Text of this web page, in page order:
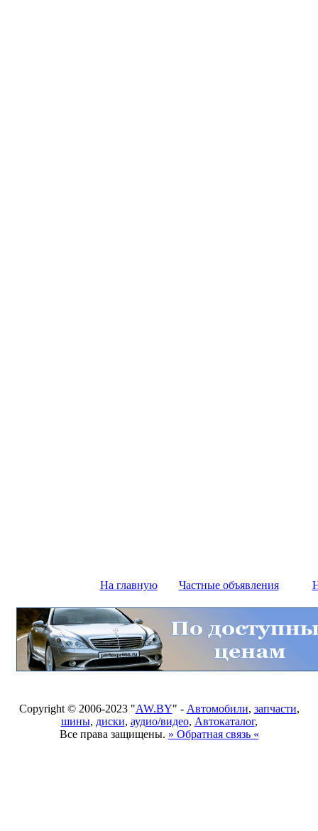
На главную Частные объявления
Copyright © 2006-2023 "AW.BY" - Автомобили, запчасти,
шины, диски, аудио/видео, Автокаталог,
Все права защищены. » Обратная связь «